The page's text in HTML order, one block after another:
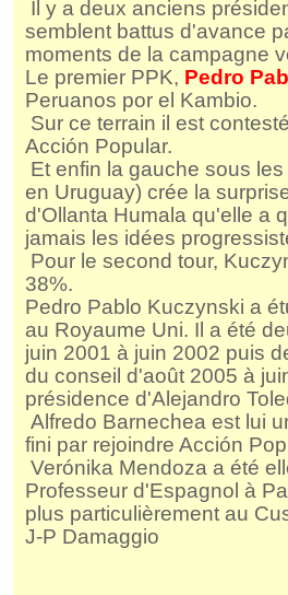
Il y a deux anciens
semblent battus d'avance
moments de la campagne
Le premier PPK, Pedro
Peruanos por el Kambio.
Sur ce terrain il est
Acción Popular.
Et enfin la gauche sous
en Uruguay) crée la
d'Ollanta Humala qu'elle a
jamais les idées
Pour le second tour,
38%.
Pedro Pablo Kuczynski a
au Royaume Uni. Il a été
juin 2001 à juin 2002 puis
du conseil d'août 2005 à
présidence d'Alejandro
Alfredo Barnechea est lui
fini par rejoindre Acción
Verónika Mendoza a été
Professeur d'Espagnol à
plus particulièrement au
J-P Damaggio